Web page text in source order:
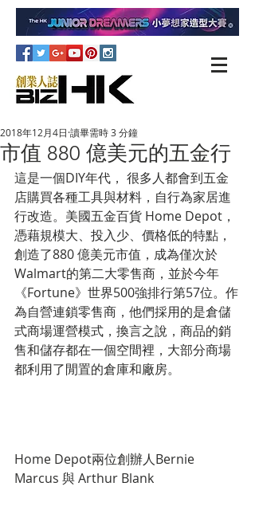
市值 880 億美元的五金行
2018年12月4日 讀畢需時 3 分鐘
這是一個DIY年代， 很多人都會到五金
店購買各種工具與材料，自行為家居進
行改造。美國五金百貨 Home Depot，
憑藉規模大、投入少、價格低的特點，
創造了880 億美元市值，成為僅次於
Walmart的第二大零售商，並於今年
《Fortune》世界500強排行第57位。作
為自營連鎖零售商，他們採用的是倉儲
式商場運營模式，換言之說，商品的銷
售和儲存都在一個空間裡，大部分商場
都利用了閒置的倉庫和廠房。
Home Depot兩位創辦人Bernie
Marcus 與 Arthur Blank